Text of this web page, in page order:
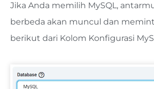
Jika Anda memilih MySQL,
berbeda akan muncul dan
berikut dari Kolom Konfigurasi